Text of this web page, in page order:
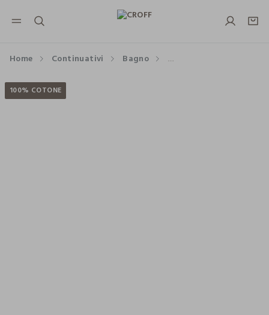
NAVIGATION.ARIA.GOTOMAINCONTENT
100% COTONE
Home Continuativi Bagno Nuovo Premium Quality